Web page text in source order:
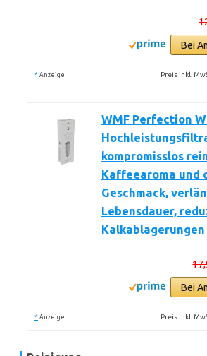
Bei
* Anzeige Preis inkl.
WMF Perfection
kompromisslos
Kaffeearoma und
Geschmack,
Lebensdauer,
Kalkablagerungen
Bei
* Anzeige Preis inkl.